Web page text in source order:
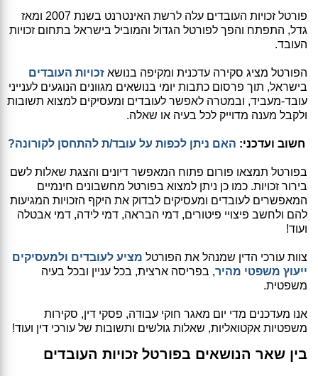
פורטל זכויות העובדים עלה לרשת האינטרנט בשנת 2007 ומאז
גדל, התפתח והפך לפורטל הגדול והמוביל בישראל בתחום זכויות
העובד.
הפורטל מציג סקירה עדכנית ומקיפה בנושא זכויות העובדים
בישראל, תוך פרסום כתבות יומי בנושאים מגוונים הנוגעים לענייני
עובד-מעביד, ובמטרה לאפשר לעובדים ומעסיקים למצוא תשובות
ולקבל מענה מדוייק לכל בעיה או שאלה.
חשוב ועדכני: האם ניתן לכפות על עובד/ת להתחסן לקורונה?
בפורטל תמצאו פורום פתוח המאפשר דיונים והצגת שאלות לשם
בירור זכויות. כמו כן ניתן למצוא בפורטל מחשבונים חינמיים
המאפשרים לעובדים ומעסיקים לבדוק את היקף הזכויות המגיעות
להם ולחשב פיצויי פיטורים, דמי הבראה, דמי לידה, דמי אבטלה
ועוד!
צוות עורכי הדין שמנהל את הפורטל מציע לעובדים ולמעסיקים
ייעוץ משפטי מהיר, בפריסה ארצית, בכל עניין ובכל בעיה
משפטית.
אנו מעדכנים מדי יום מאגר חוקי עבודה, פסקי דין, סקירות
משפטיות אקטואליות, שאלות גולשים ותשובות של עורכי דין ועוד!
בין שאר הנושאים בפורטל זכויות העובדים